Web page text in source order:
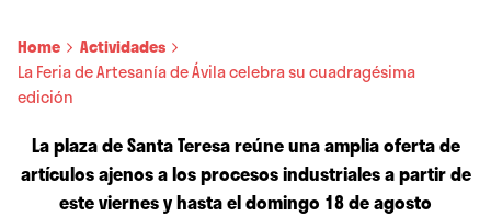
Home
Actividades
La Feria de Artesanía de Ávila celebra su cuadragésima
edición
La plaza de Santa Teresa reúne una amplia oferta de
artículos ajenos a los procesos industriales a partir de
este viernes y hasta el domingo 18 de agosto